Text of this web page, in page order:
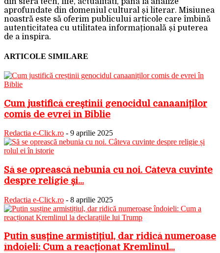
aprofundate din domeniul cultural și literar. Misiunea
noastră este să oferim publicului articole care îmbină
autenticitatea cu utilitatea informațională și puterea
de a inspira.
ARTICOLE SIMILARE
Cum justifică creștinii genocidul canaaniților
comis de evrei în Biblie
Redactia e-Click.ro - 9 aprilie 2025
Să se oprească nebunia cu noi. Câteva cuvinte
despre religie și...
Redactia e-Click.ro - 8 aprilie 2025
Putin susține armistițiul, dar ridică numeroase
îndoieli: Cum a reacționat Kremlinul...